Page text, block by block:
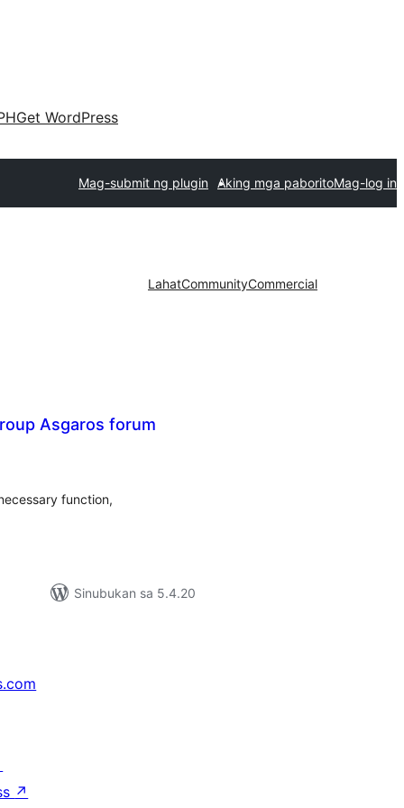
Get WordPress
Mag-submit ng plugin Aking mga paboritoMag-log in
LahatCommunityCommercial
Asgaros forum
function,
Sinubukan sa 5.4.20
↗